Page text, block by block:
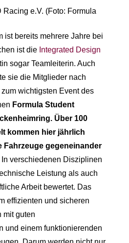
Racing e.V. (Foto: Formula
ist bereits mehrere Jahre bei
ist die Integrated Design
sogar Teamleiterin. Auch
sie die Mitglieder nach
wichtigsten Event des
Formula Student
Über 100
kommen hier jährlich
Fahrzeuge gegeneinander
In verschiedenen Disziplinen
Leistung als auch
Arbeit bewertet. Das
effizienten und sicheren
mit guten
und einem funktionierenden